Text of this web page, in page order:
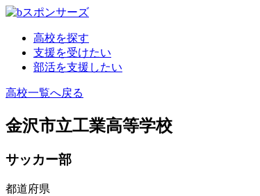
高校を探す
支援を受けたい
部活を支援したい
高校一覧へ戻る
金沢市立工業高等学校
サッカー部
都道府県